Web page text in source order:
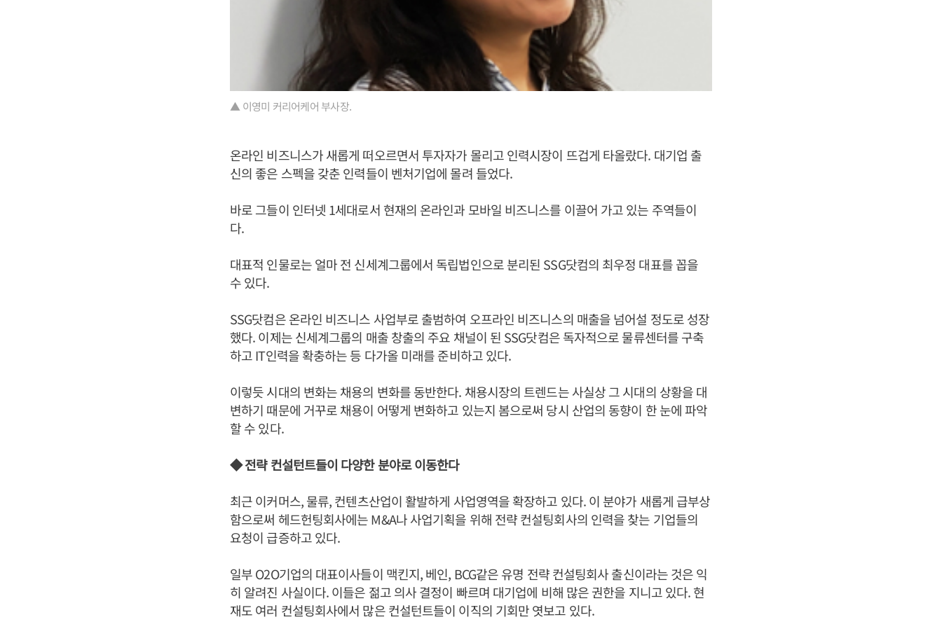
▲ 이영미 커리어케어 부사장.
온라인 비즈니스가 새롭게 떠오르면서 투자자가 몰리고 인력시장이 뜨겁게 타올랐다. 대기업 출
신의 좋은 스펙을 갖춘 인력들이 벤처기업에 몰려 들었다.
바로 그들이 인터넷 1세대로서 현재의 온라인과 모바일 비즈니스를 이끌어 가고 있는 주역들이
다.
대표적 인물로는 얼마 전 신세계그룹에서 독립법인으로 분리된 SSG닷컴의 최우정 대표를 꼽을
수 있다.
SSG닷컴은 온라인 비즈니스 사업부로 출범하여 오프라인 비즈니스의 매출을 넘어설 정도로 성장
했다. 이제는 신세계그룹의 매출 창출의 주요 채널이 된 SSG닷컴은 독자적으로 물류센터를 구축
하고 IT인력을 확충하는 등 다가올 미래를 준비하고 있다.
이렇듯 시대의 변화는 채용의 변화를 동반한다. 채용시장의 트렌드는 사실상 그 시대의 상황을 대
변하기 때문에 거꾸로 채용이 어떻게 변화하고 있는지 봄으로써 당시 산업의 동향이 한 눈에 파악
할 수 있다.
◆ 전략 컨설턴트들이 다양한 분야로 이동한다
최근 이커머스, 물류, 컨텐츠산업이 활발하게 사업영역을 확장하고 있다. 이 분야가 새롭게 급부상
함으로써 헤드헌팅회사에는 M&A나 사업기획을 위해 전략 컨설팅회사의 인력을 찾는 기업들의
요청이 급증하고 있다.
일부 O2O기업의 대표이사들이 맥킨지, 베인, BCG같은 유명 전략 컨설팅회사 출신이라는 것은 익
히 알려진 사실이다. 이들은 젊고 의사 결정이 빠르며 대기업에 비해 많은 권한을 지니고 있다. 현
재도 여러 컨설팅회사에서 많은 컨설턴트들이 이직의 기회만 엿보고 있다.